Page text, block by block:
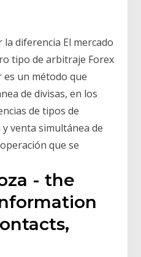
diferencia El mercado
tipo de arbitraje Forex
un método que
de divisas, en los
de tipos de
venta simultánea de
que se
- the